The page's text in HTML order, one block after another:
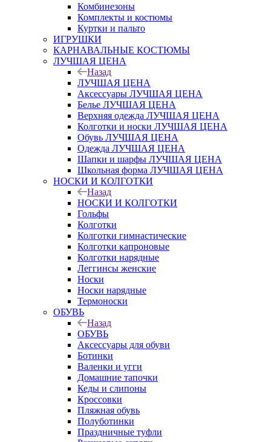
Комбинезоны
Комплекты и костюмы
Куртки и пальто
ИГРУШКИ
КАРНАВАЛЬНЫЕ КОСТЮМЫ
ЛУЧШАЯ ЦЕНА
Назад
ЛУЧШАЯ ЦЕНА
Аксессуары ЛУЧШАЯ ЦЕНА
Белье ЛУЧШАЯ ЦЕНА
Верхняя одежда ЛУЧШАЯ ЦЕНА
Колготки и носки ЛУЧШАЯ ЦЕНА
Обувь ЛУЧШАЯ ЦЕНА
Одежда ЛУЧШАЯ ЦЕНА
Шапки и шарфы ЛУЧШАЯ ЦЕНА
Школьная форма ЛУЧШАЯ ЦЕНА
НОСКИ И КОЛГОТКИ
Назад
НОСКИ И КОЛГОТКИ
Гольфы
Колготки
Колготки гимнастические
Колготки капроновые
Колготки нарядные
Леггинсы женские
Носки
Носки нарядные
Термоноски
ОБУВЬ
Назад
ОБУВЬ
Аксессуары для обуви
Ботинки
Валенки и угги
Домашние тапочки
Кеды и слипоны
Кроссовки
Пляжная обувь
Полуботинки
Праздничные туфли